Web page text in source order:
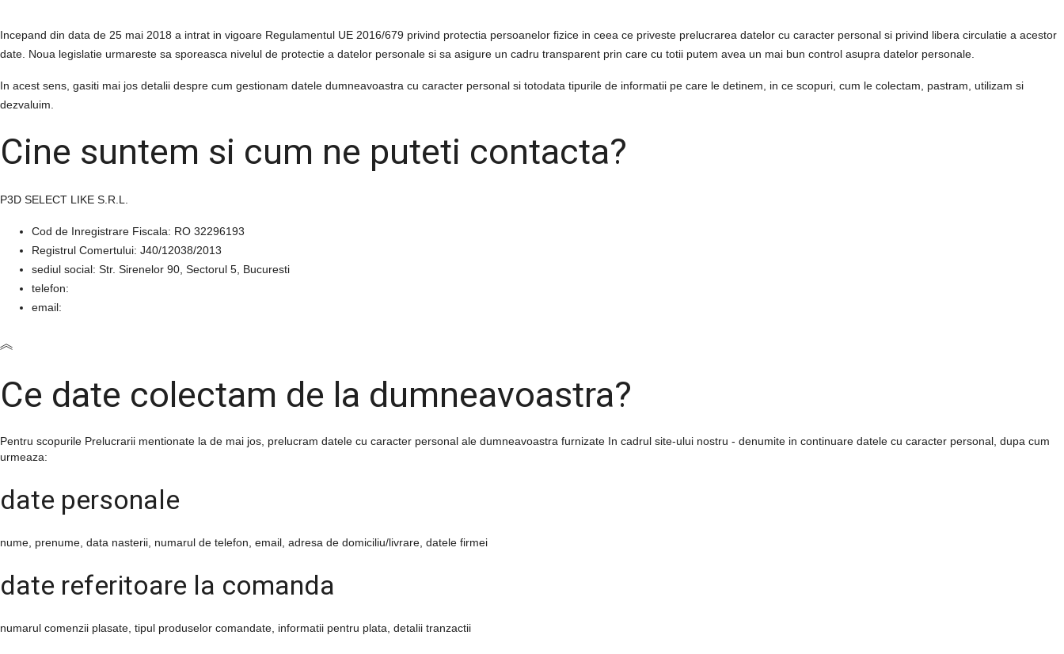
Incepand din data de 25 mai 2018 a intrat in vigoare Regulamentul UE 2016/679 privind protectia persoanelor fizice in ceea ce priveste prelucrarea datelor cu caracter personal si privind libera circulatie a acestor
date. Noua legislatie urmareste sa sporeasca nivelul de protectie a datelor personale si sa asigure un cadru transparent prin care cu totii putem avea un mai bun control asupra datelor personale.
In acest sens, gasiti mai jos detalii despre cum gestionam datele dumneavoastra cu caracter personal si totodata tipurile de informatii pe care le detinem, in ce scopuri, cum le colectam, pastram, utilizam si
dezvaluim.
Cine suntem si cum ne puteti contacta?
P3D SELECT LIKE S.R.L.
Cod de Inregistrare Fiscala: RO 32296193
Registrul Comertului: J40/12038/2013
sediul social: Str. Sirenelor 90, Sectorul 5, Bucuresti
telefon:
email:
Ce date colectam de la dumneavoastra?
Pentru scopurile Prelucrarii mentionate la de mai jos, prelucram datele cu caracter personal ale dumneavoastra furnizate In cadrul site-ului nostru - denumite in continuare datele cu caracter personal , dupa cum
urmeaza:
date personale
nume prenume data nasterii numarul de telefon email adresa de domiciliu/livrare datele firmei
date referitoare la comanda
numarul comenzii plasate tipul produselor comandate, informatii pentru plata detalii tranzactii